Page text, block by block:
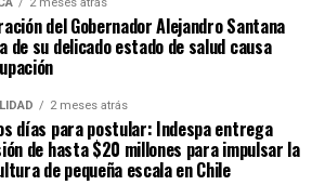
2 meses atrás
del Gobernador Alejandro Santana
de su delicado estado de salud causa
2 meses atrás
días para postular: Indespa entrega
de hasta $20 millones para impulsar la
de pequeña escala en Chile